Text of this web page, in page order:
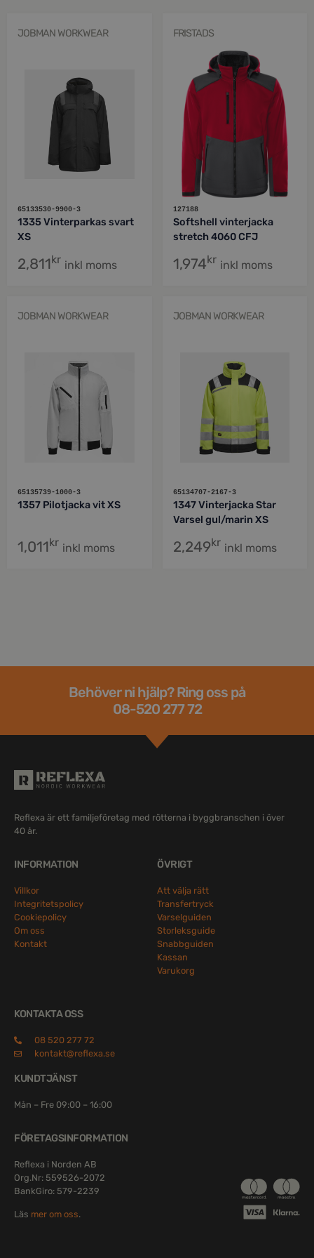
JOBMAN WORKWEAR
65133530-9900-3
1335 Vinterparkas svart
XS
2,811kr inkl moms
FRISTADS
127188
Softshell vinterjacka
stretch 4060 CFJ
1,974kr inkl moms
JOBMAN WORKWEAR
65135739-1000-3
1357 Pilotjacka vit XS
1,011kr inkl moms
JOBMAN WORKWEAR
65134707-2167-3
1347 Vinterjacka Star
Varsel gul/marin XS
2,249kr inkl moms
Behöver ni hjälp? Ring oss på
08-520 277 72
Reflexa är ett familjeföretag med rötterna i byggbranschen i över
40 år.
INFORMATION
Villkor
Integritetspolicy
Cookiepolicy
Om oss
Kontakt
ÖVRIGT
Att välja rätt
Transfertryck
Varselguiden
Storleksguide
Snabbguiden
Kassan
Varukorg
KONTAKTA OSS
08 520 277 72
kontakt@reflexa.se
KUNDTJÄNST
Mån – Fre 09:00 – 16:00
FÖRETAGSINFORMATION
Reflexa i Norden AB
Org.Nr: 559526-2072
BankGiro: 579-2239
Läs mer om oss.